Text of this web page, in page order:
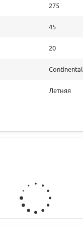
275
45
20
Continental
Летняя